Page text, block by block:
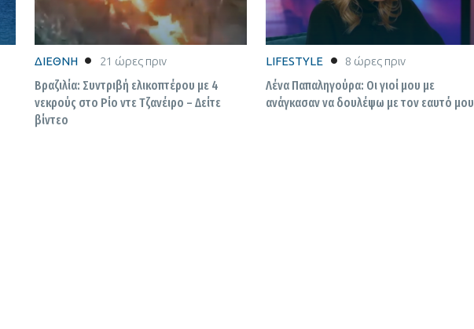
ΔΙΕΘΝΗ 21 ώρες πριν
Βραζιλία: Συντριβή ελικοπτέρου με 4
νεκρούς στο Ρίο ντε Τζανέιρο – Δείτε
βίντεο
LIFESTYLE 8 ώρες πριν
Λένα Παπαληγούρα: Οι γιοί μου με
ανάγκασαν να δουλέψω με τον εαυτό μου